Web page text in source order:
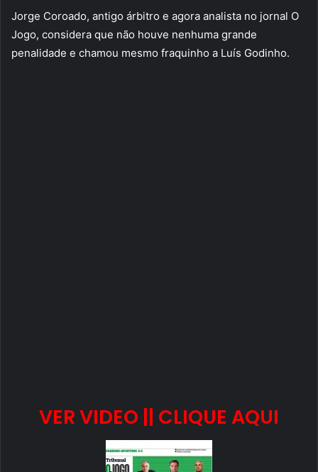
Jorge Coroado, antigo árbitro e agora analista no jornal O
Jogo, considera que não houve nenhuma grande
penalidade e chamou mesmo fraquinho a Luís Godinho.
VER VIDEO || CLIQUE AQUI